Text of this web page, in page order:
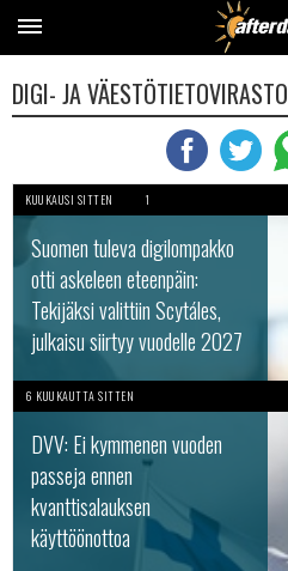
DIGI- JA VÄESTÖTIETOVIRASTO
KUUKAUSI SITTEN 1
Suomen tuleva digilompakko
otti askeleen eteenpäin:
Tekijäksi valittiin Scytáles,
julkaisu siirtyy vuodelle 2027
6 KUUKAUTTA SITTEN
DVV: Ei kymmenen vuoden
passeja ennen
kvanttisalauksen
käyttöönottoa